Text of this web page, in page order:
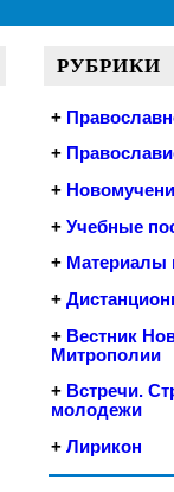
РУБРИКИ
+
+
+
+ Учебные
+
+
+ Вестник
Митрополии
+ Встречи.
молодежи
+ Лирикон